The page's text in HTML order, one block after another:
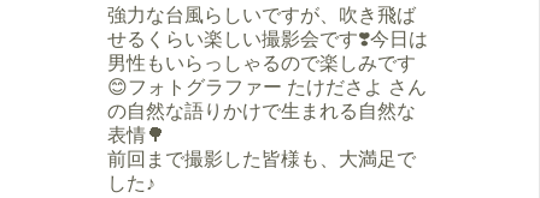
強力な台風らしいですが、吹き飛ば
せるくらい楽しい撮影会です❣️今日は
男性もいらっしゃるので楽しみです
😊フォトグラファー たけださよ さん
の自然な語りかけで生まれる自然な
表情🌳
前回まで撮影した皆様も、大満足で
した♪